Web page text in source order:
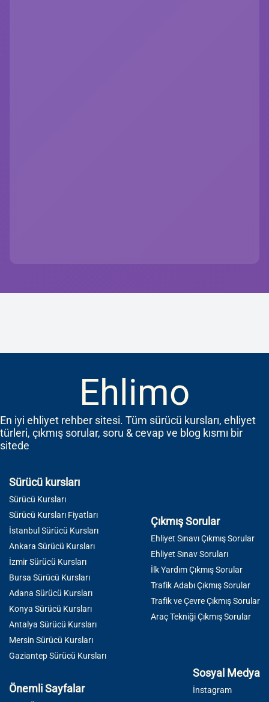
Ehlimo
En iyi ehliyet rehber sitesi. Tüm sürücü kursları, ehliyet
türleri, çıkmış sorular, soru & cevap ve blog kısmı bir
sitede
Sürücü kursları
Sürücü Kursları
Sürücü Kursları Fiyatları
İstanbul Sürücü Kursları
Ankara Sürücü Kursları
İzmir Sürücü Kursları
Bursa Sürücü Kursları
Adana Sürücü Kursları
Konya Sürücü Kursları
Antalya Sürücü Kursları
Mersin Sürücü Kursları
Gaziantep Sürücü Kursları
Çıkmış Sorular
Ehliyet Sınavı Çıkmış Sorular
Ehliyet Sınav Soruları
İlk Yardım Çıkmış Sorular
Trafik Adabı Çıkmış Sorular
Trafik ve Çevre Çıkmış Sorular
Araç Tekniği Çıkmış Sorular
Önemli Sayfalar
Sosyal Medya
İnstagram